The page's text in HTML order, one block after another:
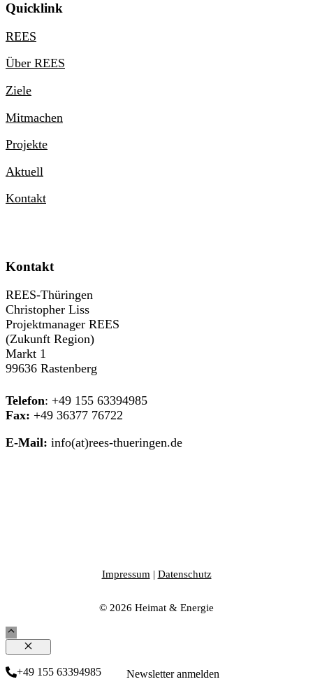
Quicklink
REES
Über REES
Ziele
Mitmachen
Projekte
Aktuell
Kontakt
Kontakt
REES-Thüringen
Christopher Liss
Projektmanager REES
(Zukunft Region)
Markt 1
99636 Rastenberg
Telefon: +49 155 63394985
Fax: +49 36377 76722
E-Mail: info(at)rees-thueringen.de
© 2026 Heimat & Energie
Impressum | Datenschutz
Schließen
+49 155 63394985 Newsletter anmelden